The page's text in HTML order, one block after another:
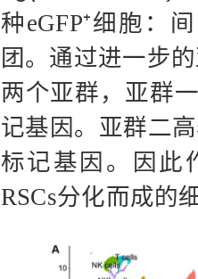
种eGFP⁺细胞：
团。通过进一步
两个亚群，亚群
记基因。亚群二
标记基因。因此
RSCs分化而成的